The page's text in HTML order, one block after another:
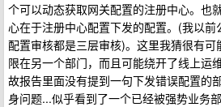
个可以动态获取网关配置的注册中心。也
心在于注册中心配置下发的配置。(我以
配置审核都是三层审核)。这里我猜很有
限在另一个部门，而且可能绕开了线上运
故报告里面没有提到一句下发错误配置的
身问题...似乎看到了一个已经被强势业务